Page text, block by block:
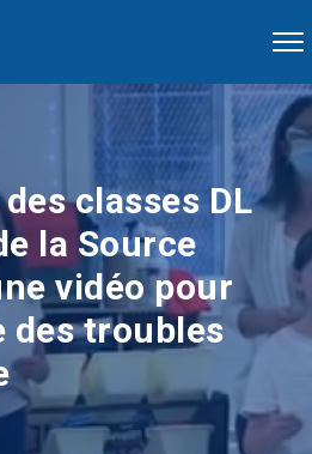
classes DL
la Source
vidéo pour
des troubles